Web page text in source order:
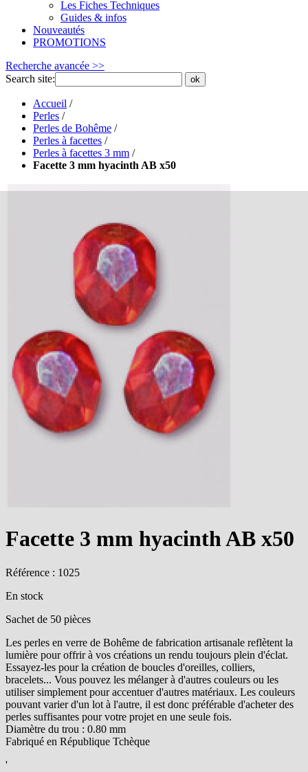
Les Fiches Techniques
Guides & infos
Nouveautés
PROMOTIONS
Recherche avancée >>
Search site:
ok
Accueil /
Perles /
Perles de Bohême /
Perles à facettes /
Perles à facettes 3 mm /
Facette 3 mm hyacinth AB x50
Facette 3 mm hyacinth AB x50
Référence : 1025
En stock
Sachet de 50 pièces
Les perles en verre de Bohême de fabrication artisanale reflètent la
lumière pour offrir à vos créations un rendu toujours plein d'éclat.
Essayez-les pour la création de boucles d'oreilles, colliers,
bracelets... Vous pouvez les mélanger à d'autres couleurs ou les
utiliser simplement pour accentuer d'autres matériaux. Les couleurs
pouvant varier d'un lot à l'autre, il est donc préférable d'acheter des
perles suffisantes pour votre projet en une seule fois.
Diamètre du trou : 0.80 mm
Fabriqué en République Tchèque
'